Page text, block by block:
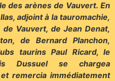
des arènes de Vauvert. En
adjoint à la tauromachie,
Vauvert, de Jean Denat,
de Bernard Planchon,
taurins Paul Ricard, le
Dussuel se chargea
remercia immédiatement